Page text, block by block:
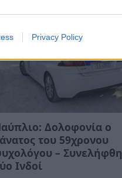
Privacy Policy
Δολοφονία ο
του 59χρονου
–
Ινδοί